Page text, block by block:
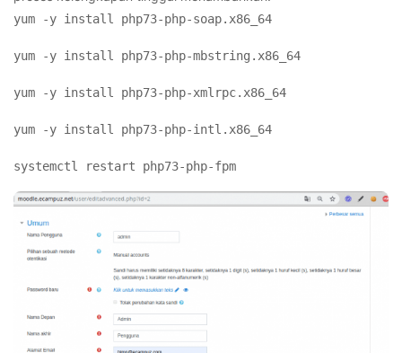
yum -y install php73-php-soap.x86_64
yum -y install php73-php-mbstring.x86_64
yum -y install php73-php-xmlrpc.x86_64
yum -y install php73-php-intl.x86_64
systemctl restart php73-php-fpm